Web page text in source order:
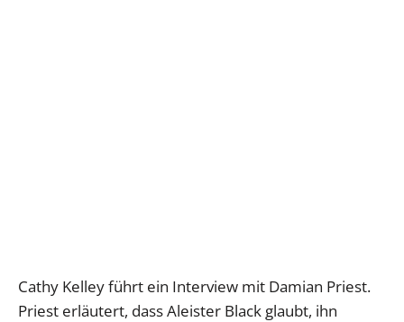
Cathy Kelley führt ein Interview mit Damian Priest.
Priest erläutert, dass Aleister Black glaubt, ihn